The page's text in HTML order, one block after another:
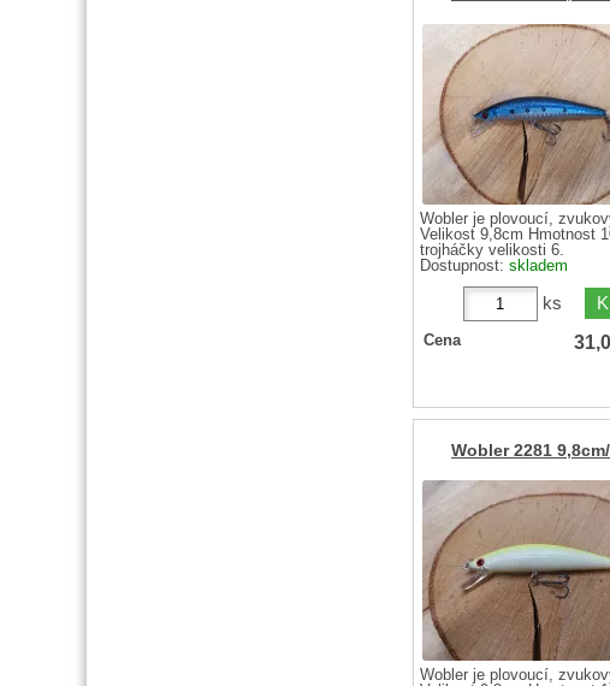
Wobler je plovoucí,
Velikost 9,8cm Hmotnost
trojháčky velikosti 6.
Dostupnost: skladem
ks
Cena
Wobler 2281
Wobler je plovoucí,